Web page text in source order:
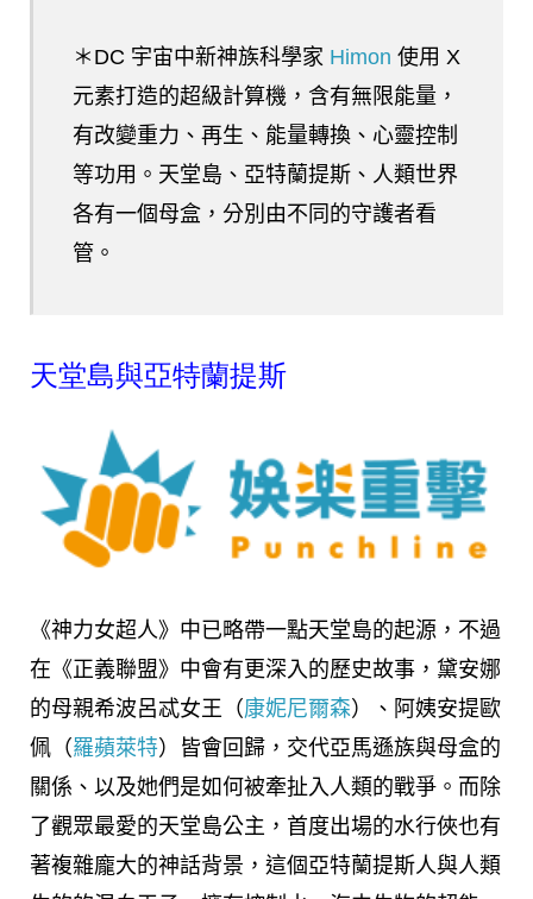
＊DC 宇宙中新神族科學家 Himon 使用 X
元素打造的超級計算機，含有無限能量，
有改變重力、再生、能量轉換、心靈控制
等功用。天堂島、亞特蘭提斯、人類世界
各有一個母盒，分別由不同的守護者看
管。
天堂島與亞特蘭提斯
《神力女超人》中已略帶一點天堂島的起源，不過
在《正義聯盟》中會有更深入的歷史故事，黛安娜
的母親希波呂忒女王（康妮尼爾森）、阿姨安提歐
佩（羅蘋萊特）皆會回歸，交代亞馬遜族與母盒的
關係、以及她們是如何被牽扯入人類的戰爭。而除
了觀眾最愛的天堂島公主，首度出場的水行俠也有
著複雜龐大的神話背景，這個亞特蘭提斯人與人類